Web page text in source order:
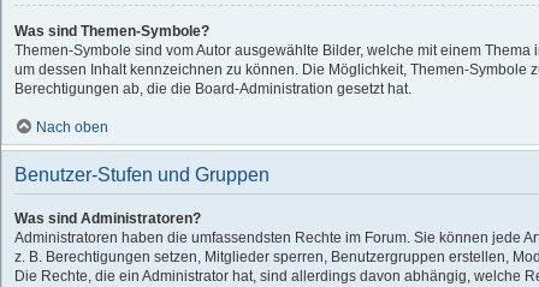
Was sind Themen-Symbole?
Themen-Symbole sind vom Autor ausgewählte Bilder, welche mit einem Thema
um dessen Inhalt kennzeichnen zu können. Die Möglichkeit, Themen-Symbole
Berechtigungen ab, die die Board-Administration gesetzt hat.
Nach oben
Benutzer-Stufen und Gruppen
Was sind Administratoren?
Administratoren haben die umfassendsten Rechte im Forum. Sie können jede
z. B. Berechtigungen setzen, Mitglieder sperren, Benutzergruppen erstellen,
Die Rechte, die ein Administrator hat, sind allerdings davon abhängig, welche